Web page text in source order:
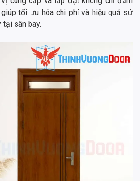
tối ưu hóa chi phí và hiệu quả sử
tại sân bay.